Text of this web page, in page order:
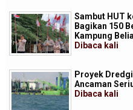
Sambut HUT
Bagikan 150
Kampung
Dibaca kali
Proyek
Ancaman
Dibaca kali